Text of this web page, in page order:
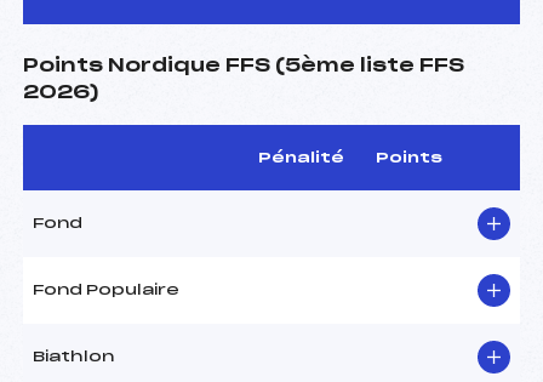
Points Nordique FFS (5ème liste FFS
2026)
Pénalité Points
Fond
Fond Populaire
Biathlon